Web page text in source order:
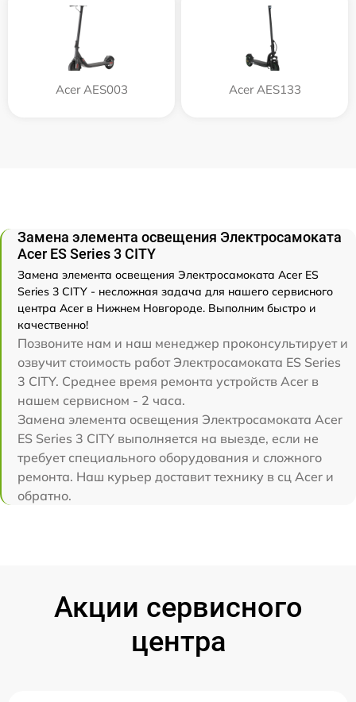
Acer AES003 Acer AES133
Замена элемента освещения Электросамоката
Acer ES Series 3 CITY
Замена элемента освещения Электросамоката Acer ES
Series 3 CITY - несложная задача для нашего сервисного
центра Acer в Нижнем Новгороде. Выполним быстро и
качественно!
Позвоните нам и наш менеджер проконсультирует и
озвучит стоимость работ Электросамоката ES Series
3 CITY. Среднее время ремонта устройств Acer в
нашем сервисном - 2 часа.
Замена элемента освещения Электросамоката Acer
ES Series 3 CITY выполняется на выезде, если не
требует специального оборудования и сложного
ремонта. Наш курьер доставит технику в сц Acer и
обратно.
Акции сервисного
центра